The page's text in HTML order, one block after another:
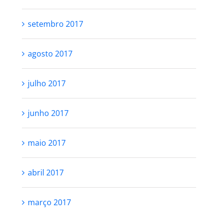
setembro 2017
agosto 2017
julho 2017
junho 2017
maio 2017
abril 2017
março 2017